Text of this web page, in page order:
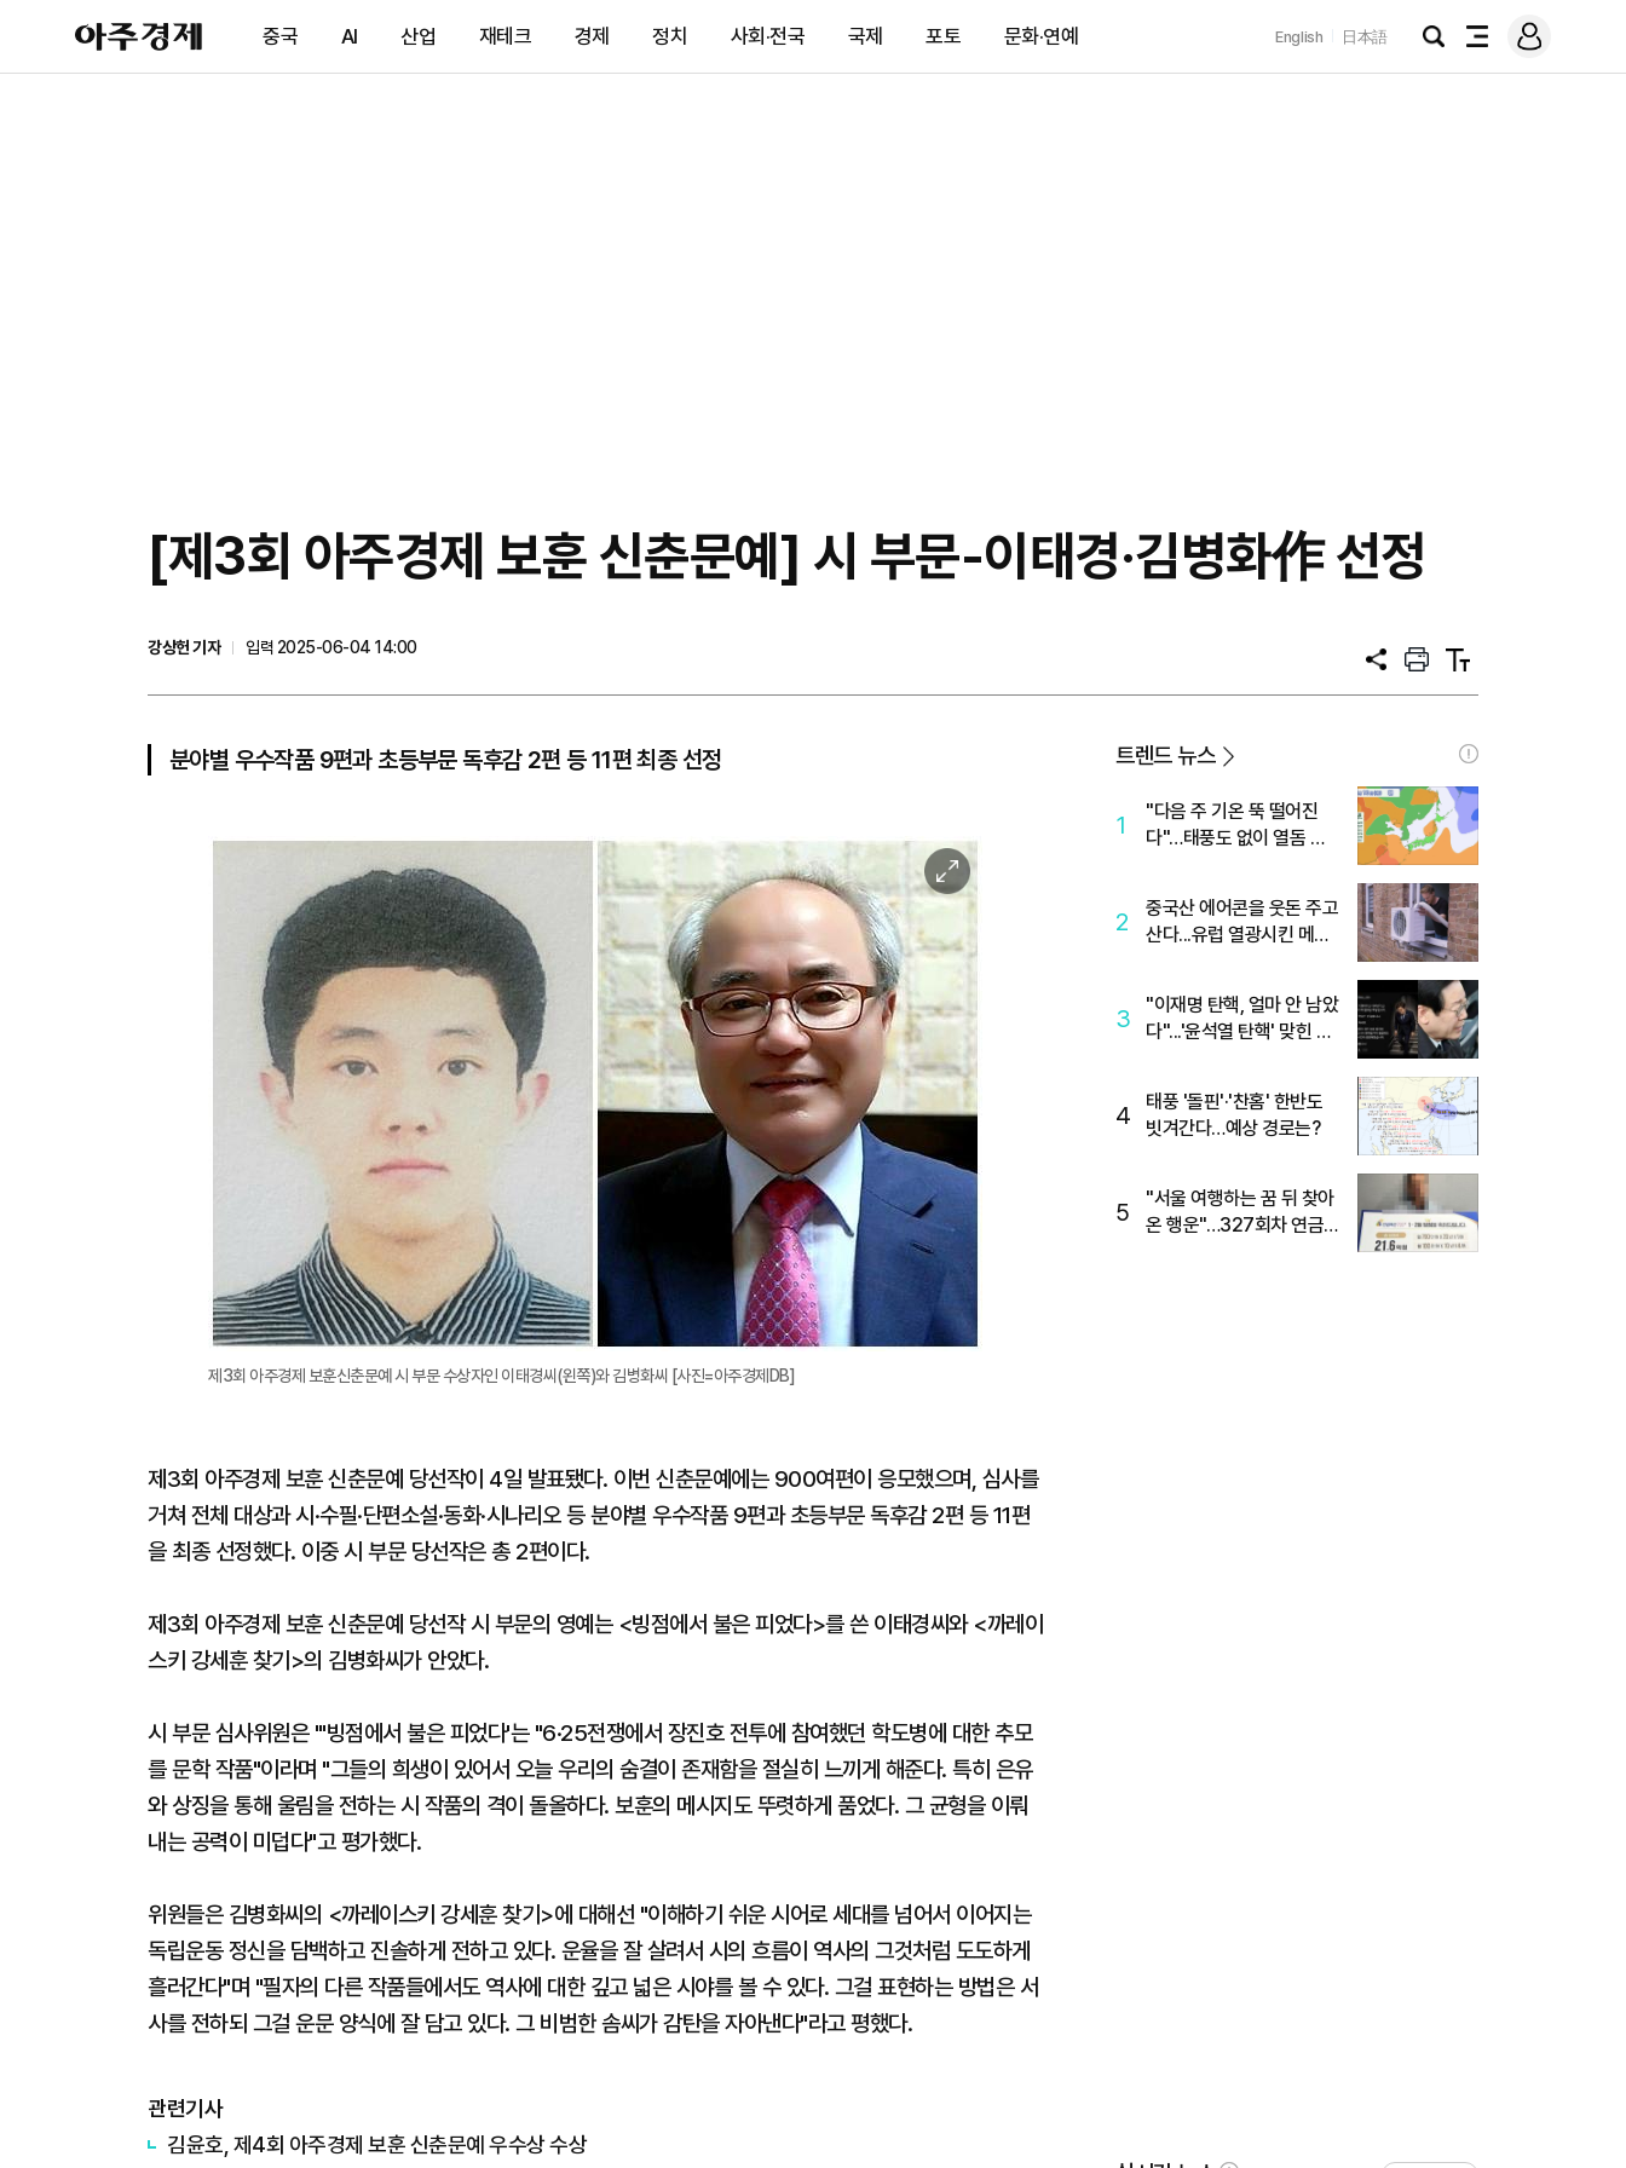
아
주
제
중국 AI 산업 재테크 경제 정치 사회·전국 국제 포토 문화·연예 English 日本語
검
전
메
그
​[제3회 아주경제 보훈 신춘문예] 시 부문-이태경·김병화作 선정
강상헌 기자
입력 2025-06-04 14:00
공
프
트
텍
트
분야별 우수작품 9편과 초등부문 독후감 2편 등 11편 최종 선정
이
미
지
대
제3회 아주경제 보훈신춘문예 시 부문 수상자인 이태경씨(왼쪽)와 김병화씨 [사진=아주경제DB]
제3회 아주경제 보훈 신춘문예 당선작이 4일 발표됐다. 이번 신춘문예에는 900여편이 응모했으며, 심사를
거쳐 전체 대상과 시·수필·단편소설·동화·시나리오 등 분야별 우수작품 9편과 초등부문 독후감 2편 등 11편
을 최종 선정했다. 이중 시 부문 당선작은 총 2편이다.
제3회 아주경제 보훈 신춘문예 당선작 시 부문의 영예는 <빙점에서 불은 피었다>를 쓴 이태경씨와 <까레이
스키 강세훈 찾기>의 김병화씨가 안았다.
시 부문 심사위원은 "'빙점에서 불은 피었다'는 "6·25전쟁에서 장진호 전투에 참여했던 학도병에 대한 추모
를 문학 작품"이라며 "그들의 희생이 있어서 오늘 우리의 숨결이 존재함을 절실히 느끼게 해준다. 특히 은유
와 상징을 통해 울림을 전하는 시 작품의 격이 돌올하다. 보훈의 메시지도 뚜렷하게 품었다. 그 균형을 이뤄
내는 공력이 미덥다"고 평가했다.
위원들은 김병화씨의 <까레이스키 강세훈 찾기>에 대해선 "이해하기 쉬운 시어로 세대를 넘어서 이어지는
독립운동 정신을 담백하고 진솔하게 전하고 있다. 운율을 잘 살려서 시의 흐름이 역사의 그것처럼 도도하게
흘러간다"며 "필자의 다른 작품들에서도 역사에 대한 깊고 넓은 시야를 볼 수 있다. 그걸 표현하는 방법은 서
사를 전하되 그걸 운문 양식에 잘 담고 있다. 그 비범한 솜씨가 감탄을 자아낸다"라고 평했다.
관련기사
김윤호, 제4회 아주경제 보훈 신춘문예 우수상 수상
트렌드 뉴스
1
"다음 주 기온 뚝 떨어진
다"…태풍도 없이 열돔 박
2
중국산 에어콘을 웃돈 주고
산다...유럽 열광시킨 메이
3
"이재명 탄핵, 얼마 안 남았
다"...'윤석열 탄핵' 맞힌 무
4
태풍 '돌핀'·'찬홈' 한반도
빗겨간다…예상 경로는?
5
"서울 여행하는 꿈 뒤 찾아
온 행운"…327회차 연금